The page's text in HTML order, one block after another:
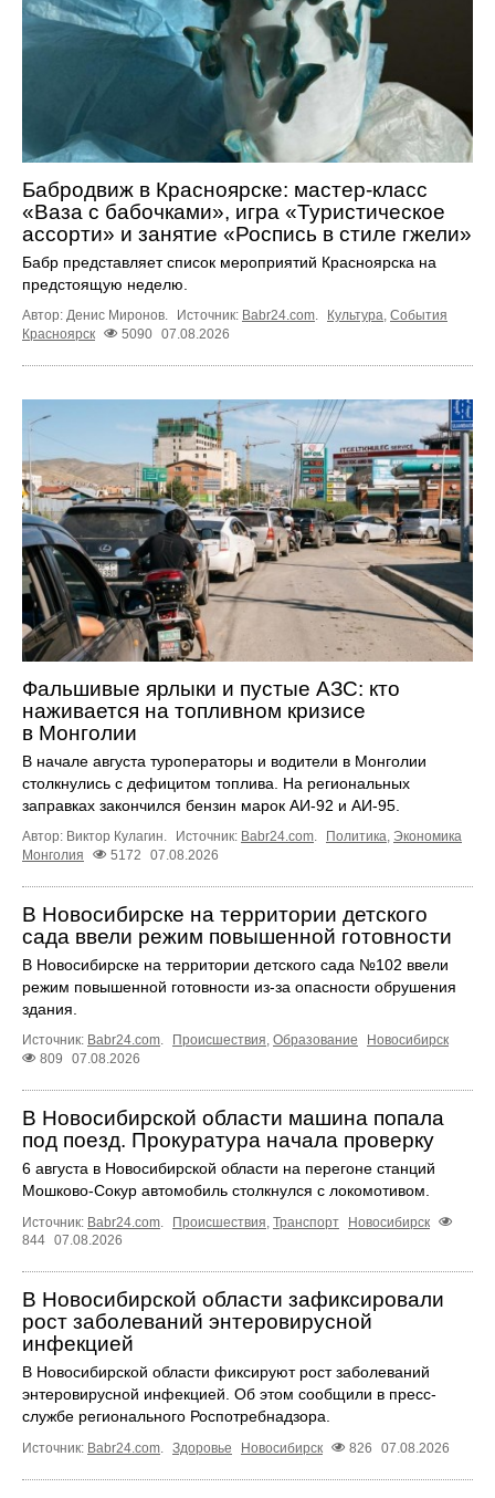
Бабродвиж в Красноярске: мастер-класс
«Ваза с бабочками», игра «Туристическое
ассорти» и занятие «Роспись в стиле гжели»
Бабр представляет список мероприятий Красноярска на
предстоящую неделю.
Автор: Денис Миронов. Источник: Babr24.com. Культура, События
Красноярск
5090 07.08.2026
Фальшивые ярлыки и пустые АЗС: кто
наживается на топливном кризисе
в Монголии
В начале августа туроператоры и водители в Монголии
столкнулись с дефицитом топлива. На региональных
заправках закончился бензин марок АИ-92 и АИ-95.
Автор: Виктор Кулагин. Источник: Babr24.com Политика Экономика
Монголия
5172 07.08.2026
В Новосибирске на территории детского
сада ввели режим повышенной готовности
В Новосибирске на территории детского сада №102 ввели
режим повышенной готовности из-за опасности обрушения
здания.
Источник: Babr24.com. Происшествия, Образование
Новосибирск
809
07.08.2026
В Новосибирской области машина попала
под поезд. Прокуратура начала проверку
6 августа в Новосибирской области на перегоне станций
Мошково-Сокур автомобиль столкнулся с локомотивом.
Источник: Babr24.com. Происшествия, Транспорт
Новосибирск
844 07.08.2026
В Новосибирской области зафиксировали
рост заболеваний энтеровирусной
инфекцией
В Новосибирской области фиксируют рост заболеваний
энтеровирусной инфекцией. Об этом сообщили в пресс-
службе регионального Роспотребнадзора.
Источник: Babr24.com. Здоровье Новосибирск 826 07.08.2026